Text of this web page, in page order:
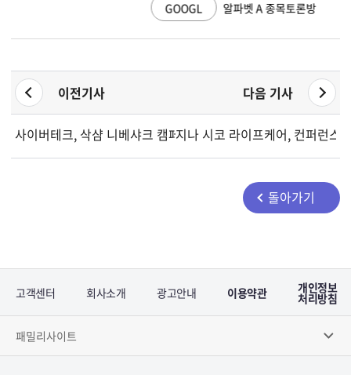
알파벳 A 종목토론방
이전기사 다음 기사
사이버테크, 삭샴 니베샤크 캠페인 및 레거시 주식 디맷 특별 창
지나 시코 라이프케어, 컨퍼런스
돌아가기
고객센터 회사소개 광고안내 이용약관 개인정보
처리방침
패밀리사이트